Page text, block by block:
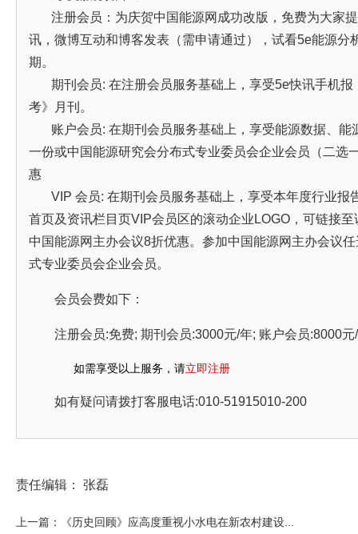
注册会员：为庆贺中国能源网成功改版，免费为大家
讯，微博互动和博客发表（需申请通过），试看5e能源分
期。
期刊会员: 在注册会员服务基础上，享受5e快讯手机报
考》月刊。
账户会员: 在期刊会员服务基础上，享受能源数据、能
一份或中国能源研究会分布式专业委员会企业会员（二选
惠
VIP 会员: 在期刊会员服务基础上，享受本年度行业报
首页及资讯栏目页VIP会员区的滚动企业LOGO，可链接
中国能源网主办会议8折优惠。参加中国能源网主办会议
式专业委员会企业会员。
会员会费如下：
注册会员:免费; 期刊会员:3000元/年; 账户会员:8000
如需享受以上服务，请立即注册
如有疑问请拨打客服电话:010-51915010-200
责任编辑： 张磊
上一篇：《历史回顾》应高度重视小水电在新农村建设...